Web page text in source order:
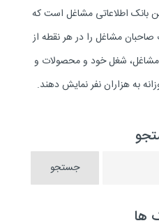
بزرگترین بانک اطلاعاتی مشاغل است که
مشاغل را در هر نقطه از
مشاغل، شغل خود و محصولات و
به هزاران نفر نمایش دهند.
ها